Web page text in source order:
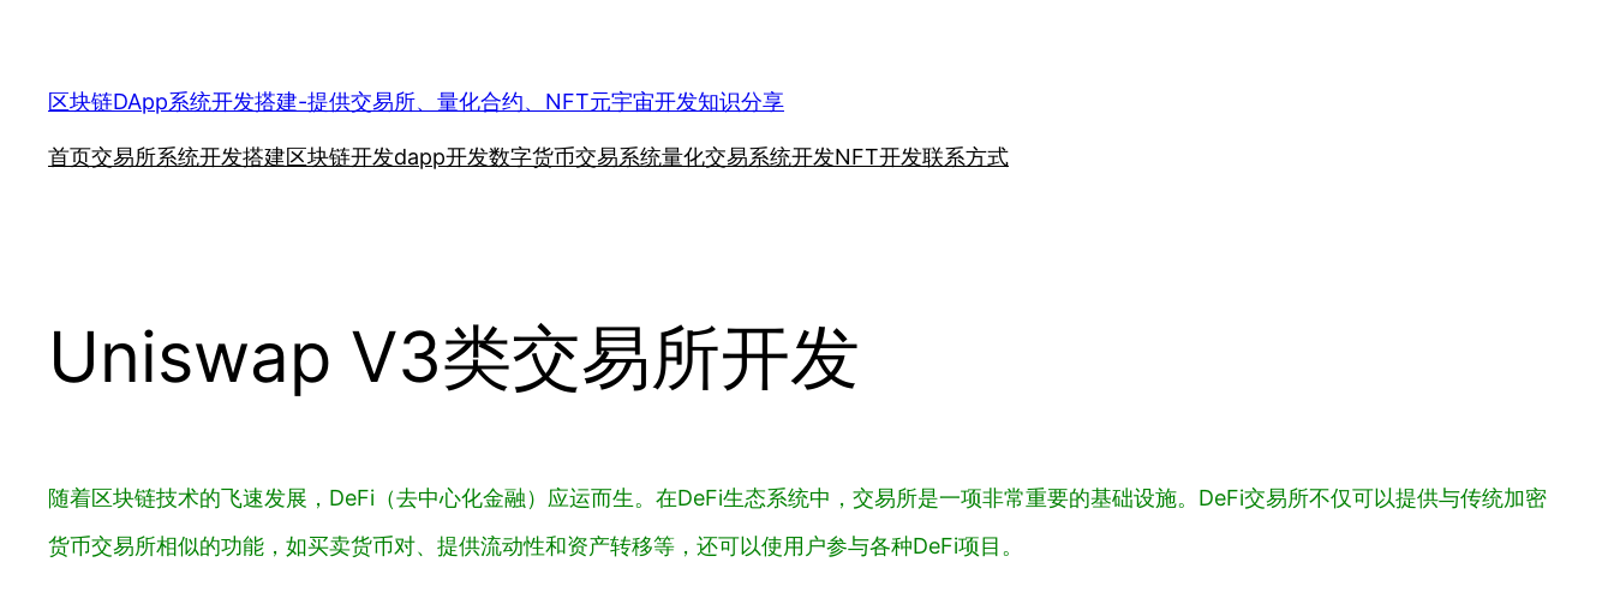
区块链DApp系统开发搭建-提供交易所、量化合约、NFT元宇宙开发知识分享
首页交易所系统开发搭建区块链开发dapp开发数字货币交易系统量化交易系统开发NFT开发联系方式
Uniswap V3类交易所开发
随着区块链技术的飞速发展，DeFi（去中心化金融）应运而生。在DeFi生态系统中，交易所是一项非常重要的基础设施。DeFi交易所不仅可以提供与传统加密
货币交易所相似的功能，如买卖货币对、提供流动性和资产转移等，还可以使用户参与各种DeFi项目。